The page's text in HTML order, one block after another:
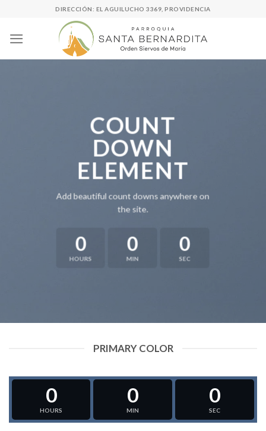
content
DIRECCIÓN: EL AGUILUCHO 3369, PROVIDENCIA
COUNT
DOWN
ELEMENT
Add beautiful count downs anywhere on
the site.
0
HOURS
0
MIN
0
SEC
PRIMARY COLOR
0
HOURS
0
MIN
0
SEC